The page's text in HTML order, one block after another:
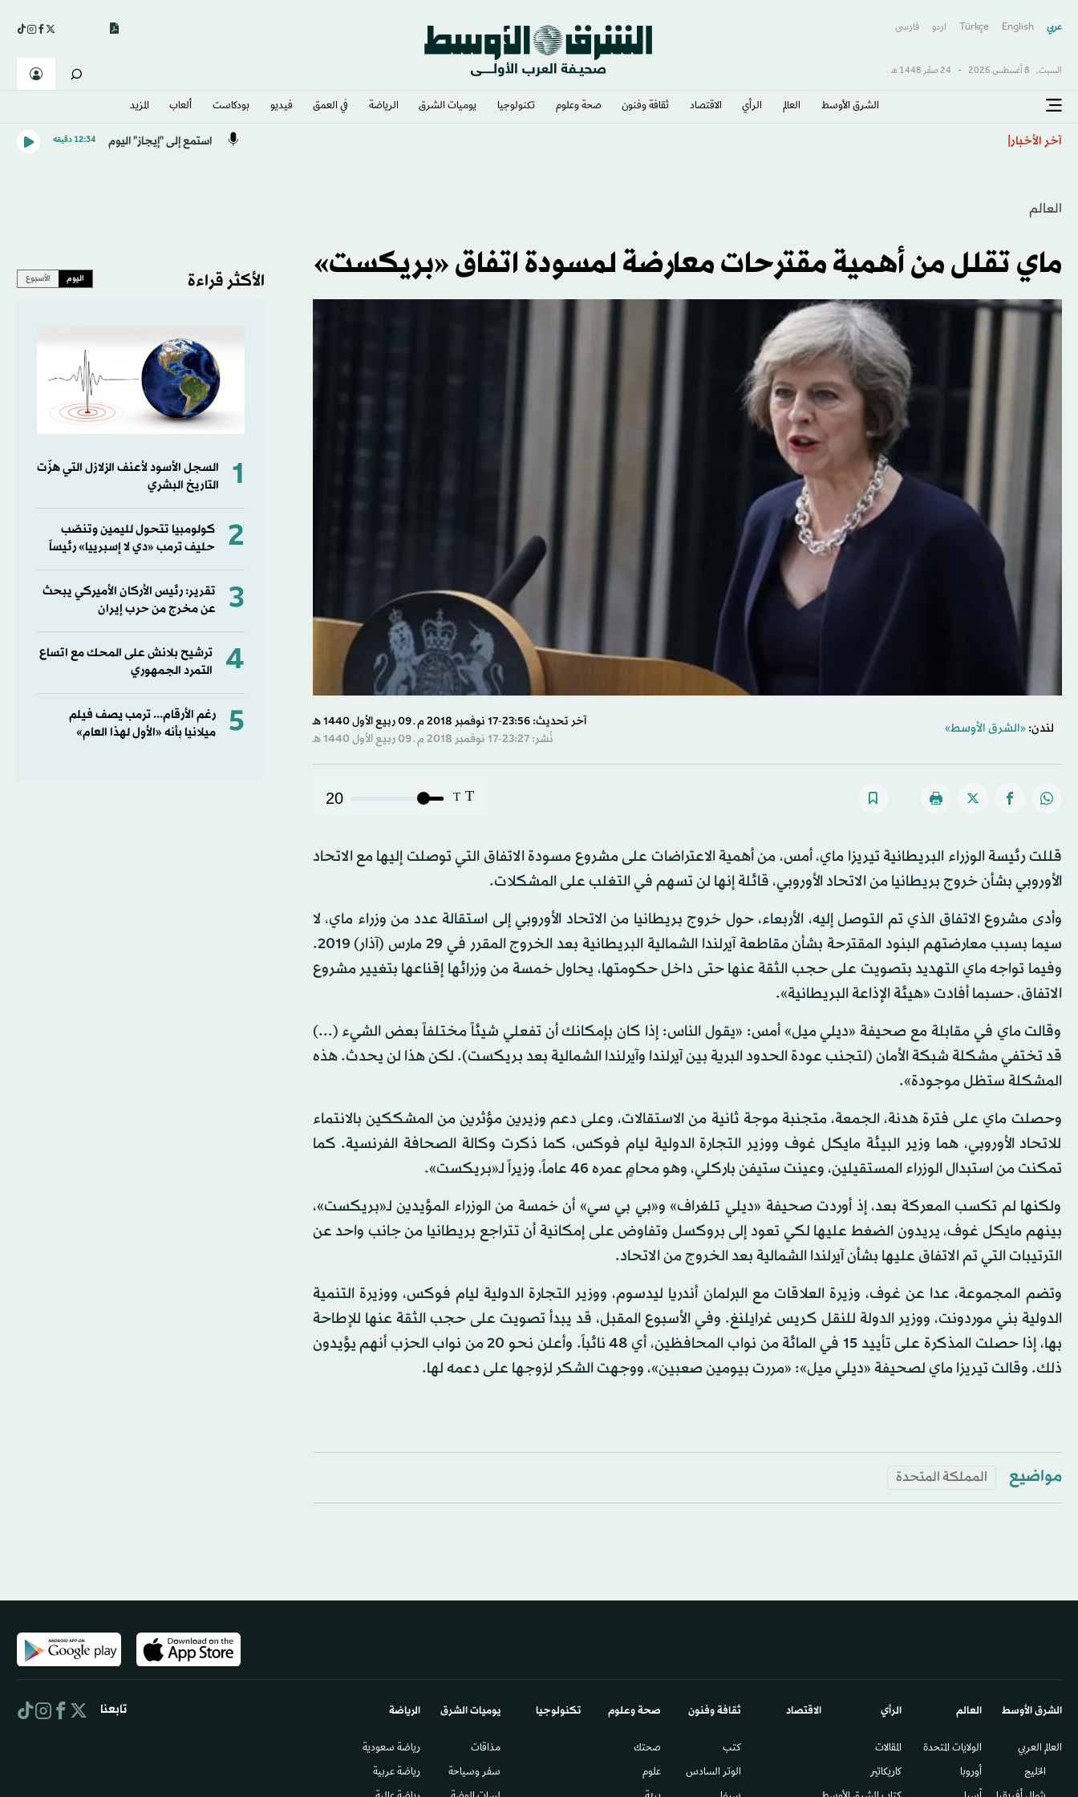
عربي English
Türkçe اردو فارسى
السبت, 8 أغسطس 2026 - 24 صفَر 1448 هـ
الشرق الأوسط​ العالم الرأي الاقتصاد ثقافة وفنون صحة وعلوم تكنولوجيا يوميات الشرق​ الرياضة في العمق فيديو بودكاست ألعاب المزيد
آخر الأخبار استمع إلى "إيجاز" اليوم 12:34 دقيقه
العالم
ماي تقلل من أهمية مقترحات معارضة لمسودة اتفاق «بريكست»
لندن: «الشرق الأوسط»
آخر تحديث: 23:56-17 نوفمبر 2018 م ـ 09 ربيع الأول 1440 هـ
نُشر: 23:27-17 نوفمبر 2018 م ـ 09 ربيع الأول 1440 هـ
T
T
20
قللت رئيسة الوزراء البريطانية تيريزا ماي، أمس، من أهمية الاعتراضات على مشروع مسودة الاتفاق التي توصلت إليها مع الاتحاد
الأوروبي بشأن خروج بريطانيا من الاتحاد الأوروبي، قائلة إنها لن تسهم في التغلب على المشكلات.
وأدى مشروع الاتفاق الذي تم التوصل إليه، الأربعاء، حول خروج بريطانيا من الاتحاد الأوروبي إلى استقالة عدد من وزراء ماي، لا
سيما بسبب معارضتهم البنود المقترحة بشأن مقاطعة آيرلندا الشمالية البريطانية بعد الخروج المقرر في 29 مارس (آذار) 2019.
وفيما تواجه ماي التهديد بتصويت على حجب الثقة عنها حتى داخل حكومتها، يحاول خمسة من وزرائها إقناعها بتغيير مشروع
الاتفاق، حسبما أفادت «هيئة الإذاعة البريطانية».
وقالت ماي في مقابلة مع صحيفة «ديلي ميل» أمس: «يقول الناس: إذا كان بإمكانك أن تفعلي شيئاً مختلفاً بعض الشيء (...)
قد تختفي مشكلة شبكة الأمان (لتجنب عودة الحدود البرية بين آيرلندا وآيرلندا الشمالية بعد بريكست). لكن هذا لن يحدث. هذه
المشكلة ستظل موجودة».
وحصلت ماي على فترة هدنة، الجمعة، متجنبة موجة ثانية من الاستقالات، وعلى دعم وزيرين مؤثرين من المشككين بالانتماء
للاتحاد الأوروبي، هما وزير البيئة مايكل غوف ووزير التجارة الدولية ليام فوكس، كما ذكرت وكالة الصحافة الفرنسية. كما
تمكنت من استبدال الوزراء المستقيلين، وعينت ستيفن باركلي، وهو محامٍ عمره 46 عاماً، وزيراً لـ«بريكست».
ولكنها لم تكسب المعركة بعد، إذ أوردت صحيفة «ديلي تلغراف» و«بي بي سي» أن خمسة من الوزراء المؤيدين لـ«بريكست»،
بينهم مايكل غوف، يريدون الضغط عليها لكي تعود إلى بروكسل وتفاوض على إمكانية أن تتراجع بريطانيا من جانب واحد عن
الترتيبات التي تم الاتفاق عليها بشأن آيرلندا الشمالية بعد الخروج من الاتحاد.
وتضم المجموعة، عدا عن غوف، وزيرة العلاقات مع البرلمان أندريا ليدسوم، ووزير التجارة الدولية ليام فوكس، ووزيرة التنمية
الدولية بني موردونت، ووزير الدولة للنقل كريس غرايلنغ. وفي الأسبوع المقبل، قد يبدأ تصويت على حجب الثقة عنها للإطاحة
بها، إذا حصلت المذكرة على تأييد 15 في المائة من نواب المحافظين، أي 48 نائباً. وأعلن نحو 20 من نواب الحزب أنهم يؤيدون
ذلك. وقالت تيريزا ماي لصحيفة «ديلي ميل»: «مررت بيومين صعبين»، ووجهت الشكر لزوجها على دعمه لها.
مواضيع المملكة المتحدة
الأكثر قراءة اليوم الأسبوع
1
السجل الأسود لأعنف الزلازل التي هزّت
التاريخ البشري
2
كولومبيا تتحول لليمين وتنصّب
حليف ترمب «دي لا إسبرييا» رئيساً
3
تقرير: رئيس الأركان الأميركي يبحث
عن مخرج من حرب إيران
4
ترشيح بلانش على المحك مع اتساع
التمرد الجمهوري
5
رغم الأرقام... ترمب يصف فيلم
ميلانيا بأنه «الأول لهذا العام»
الشرق الأوسط​
العالم العربي
الخليج
العالم
الولايات المتحدة
أوروبا
الرأي
المقالات
كاريكاتير
الاقتصاد ثقافة وفنون
كتب
الوتر السادس​
صحة وعلوم
صحتك
علوم
تكنولوجيا يوميات الشرق​
مذاقات
سفر وسياحة
الرياضة
رياضة سعودية
رياضة عربية
تابعنا